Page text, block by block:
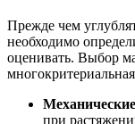
Прежде чем
необходимо
оценивать. Выбор
при